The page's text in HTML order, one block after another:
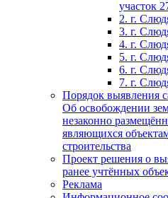
участок
2. г.
3. г.
4. г.
5. г.
6. г.
7. г.
Порядок выявления
Об освобождении
незаконно
являющихся
строительства
Проект решения о
ранее учтённых
Реклама